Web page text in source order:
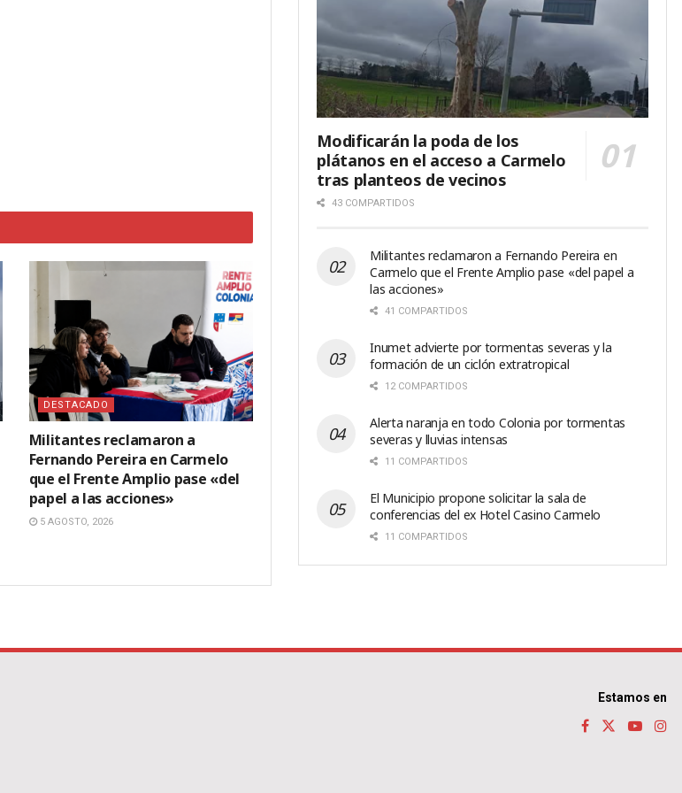
DESTACADO
Militantes reclamaron a
Fernando Pereira en Carmelo
que el Frente Amplio pase «del
papel a las acciones»
5 AGOSTO, 2026
Modificarán la poda de los
plátanos en el acceso a Carmelo
tras planteos de vecinos
43 COMPARTIDOS
Militantes reclamaron a Fernando Pereira en
Carmelo que el Frente Amplio pase «del papel a
las acciones»
41 COMPARTIDOS
Inumet advierte por tormentas severas y la
formación de un ciclón extratropical
12 COMPARTIDOS
Alerta naranja en todo Colonia por tormentas
severas y lluvias intensas
11 COMPARTIDOS
El Municipio propone solicitar la sala de
conferencias del ex Hotel Casino Carmelo
11 COMPARTIDOS
Estamos en